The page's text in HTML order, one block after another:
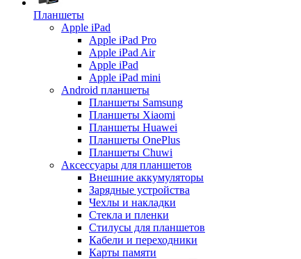
Планшеты
Apple iPad
Apple iPad Pro
Apple iPad Air
Apple iPad
Apple iPad mini
Android планшеты
Планшеты Samsung
Планшеты Xiaomi
Планшеты Huawei
Планшеты OnePlus
Планшеты Chuwi
Аксессуары для планшетов
Внешние аккумуляторы
Зарядные устройства
Чехлы и накладки
Стекла и пленки
Стилусы для планшетов
Кабели и переходники
Карты памяти